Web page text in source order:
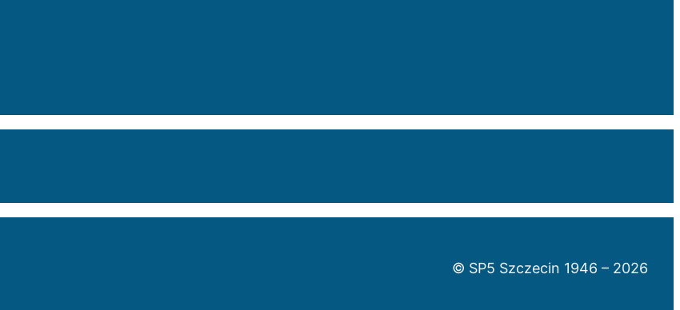
© SP5 Szczecin 1946 – 2026